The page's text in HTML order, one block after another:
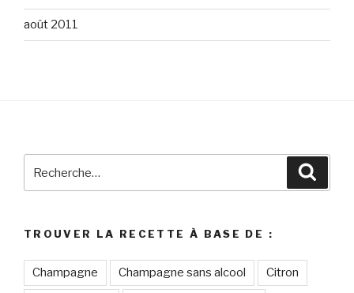
août 2011
TROUVER LA RECETTE À BASE DE :
Champagne Champagne sans alcool Citron